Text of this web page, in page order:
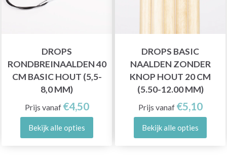
DROPS
RONDBREINAALDEN 40
CM BASIC HOUT (5,5-
8,0 MM)
Prijs vanaf €4,50
Bekijk alle opties
DROPS BASIC
NAALDEN ZONDER
KNOP HOUT 20 CM
(5.50-12.00 MM)
Prijs vanaf €5,10
Bekijk alle opties